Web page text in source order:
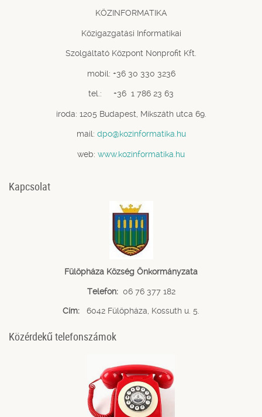
KÖZINFORMATIKA
Közigazgatási Informatikai
Szolgáltató Központ Nonprofit Kft.
mobil: +36 30 330 3236
tel.: +36 1 786 23 63
iroda: 1205 Budapest, Mikszáth utca 69.
mail: dpo@kozinformatika.hu
web: www.kozinformatika.hu
Kapcsolat
Fülöpháza Község Önkormányzata
Telefon: 06 76 377 182
Cím: 6042 Fülöpháza, Kossuth u. 5.
Közérdekű telefonszámok